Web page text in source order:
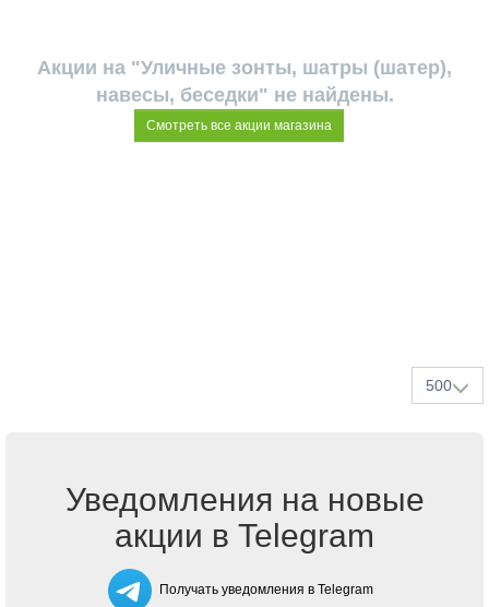
Акции на "Уличные зонты, шатры (шатер),
навесы, беседки" не найдены.
Смотреть все акции магазина
500
Уведомления на новые
акции в Telegram
Получать уведомления в Telegram